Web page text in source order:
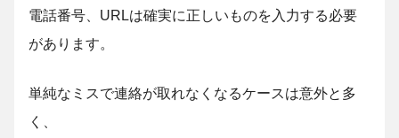
電話番号、URLは確実に正しいものを入力する必要
があります。
単純なミスで連絡が取れなくなるケースは意外と多
く、